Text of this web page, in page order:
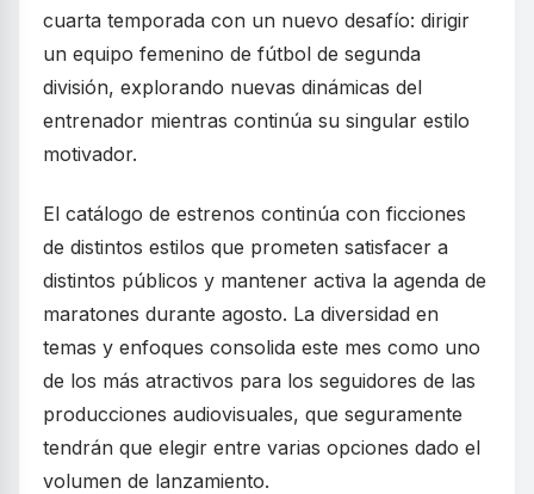
cuarta temporada con un nuevo desafío: dirigir
un equipo femenino de fútbol de segunda
división, explorando nuevas dinámicas del
entrenador mientras continúa su singular estilo
motivador.
El catálogo de estrenos continúa con ficciones
de distintos estilos que prometen satisfacer a
distintos públicos y mantener activa la agenda de
maratones durante agosto. La diversidad en
temas y enfoques consolida este mes como uno
de los más atractivos para los seguidores de las
producciones audiovisuales, que seguramente
tendrán que elegir entre varias opciones dado el
volumen de lanzamiento.